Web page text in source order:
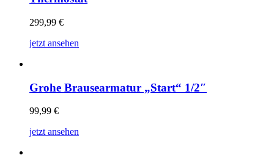
299,99 €
jetzt ansehen
Grohe Brausearmatur „Start“ 1/2″
99,99 €
jetzt ansehen